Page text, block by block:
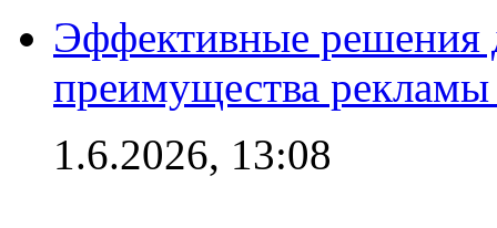
Эффективные решения
преимущества рекламы
1.6.2026, 13:08